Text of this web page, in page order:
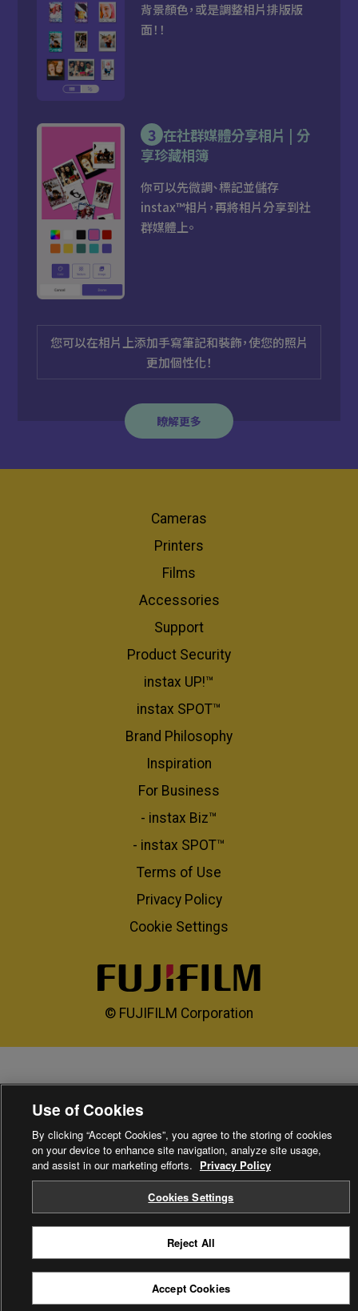
背景顏色，或是調整相片排版版
面！！
3 在社群媒體分享相片 | 分
享珍藏相簿
你可以先微調、標記並儲存
instax™相片，再將相片分享到社
群媒體上。
您可以在相片上添加手寫筆記和裝飾，使您的照片
更加個性化！
瞭解更多
Cameras
Printers
Films
Accessories
Support
Product Security
instax UP!™
instax SPOT™
Brand Philosophy
Inspiration
For Business​
- instax Biz™
- instax SPOT™
Terms of Use
Privacy Policy
Cookie Settings
© FUJIFILM Corporation
Use of Cookies
By clicking “Accept Cookies”, you agree to the storing of cookies
on your device to enhance site navigation, analyze site usage,
and assist in our marketing efforts. Privacy Policy
Cookies Settings
Reject All
Accept Cookies